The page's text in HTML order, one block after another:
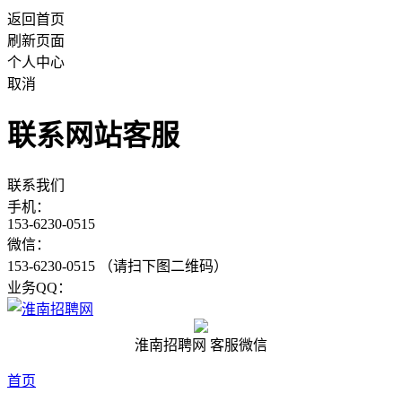
返回首页
刷新页面
个人中心
取消
联系网站客服
联系我们
手机：
153-6230-0515
微信：
153-6230-0515 （请扫下图二维码）
业务QQ：
淮南招聘网 客服微信
首页